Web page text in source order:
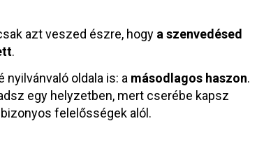
azt veszed észre, hogy a szenvedésed
.
oldala is: a másodlagos haszon.
egy helyzetben, mert cserébe kapsz
felelősségek alól.